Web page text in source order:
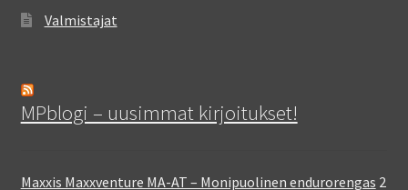
Valmistajat
MPblogi – uusimmat kirjoitukset!
Maxxis Maxxventure MA-AT – Monipuolinen endurorengas 2